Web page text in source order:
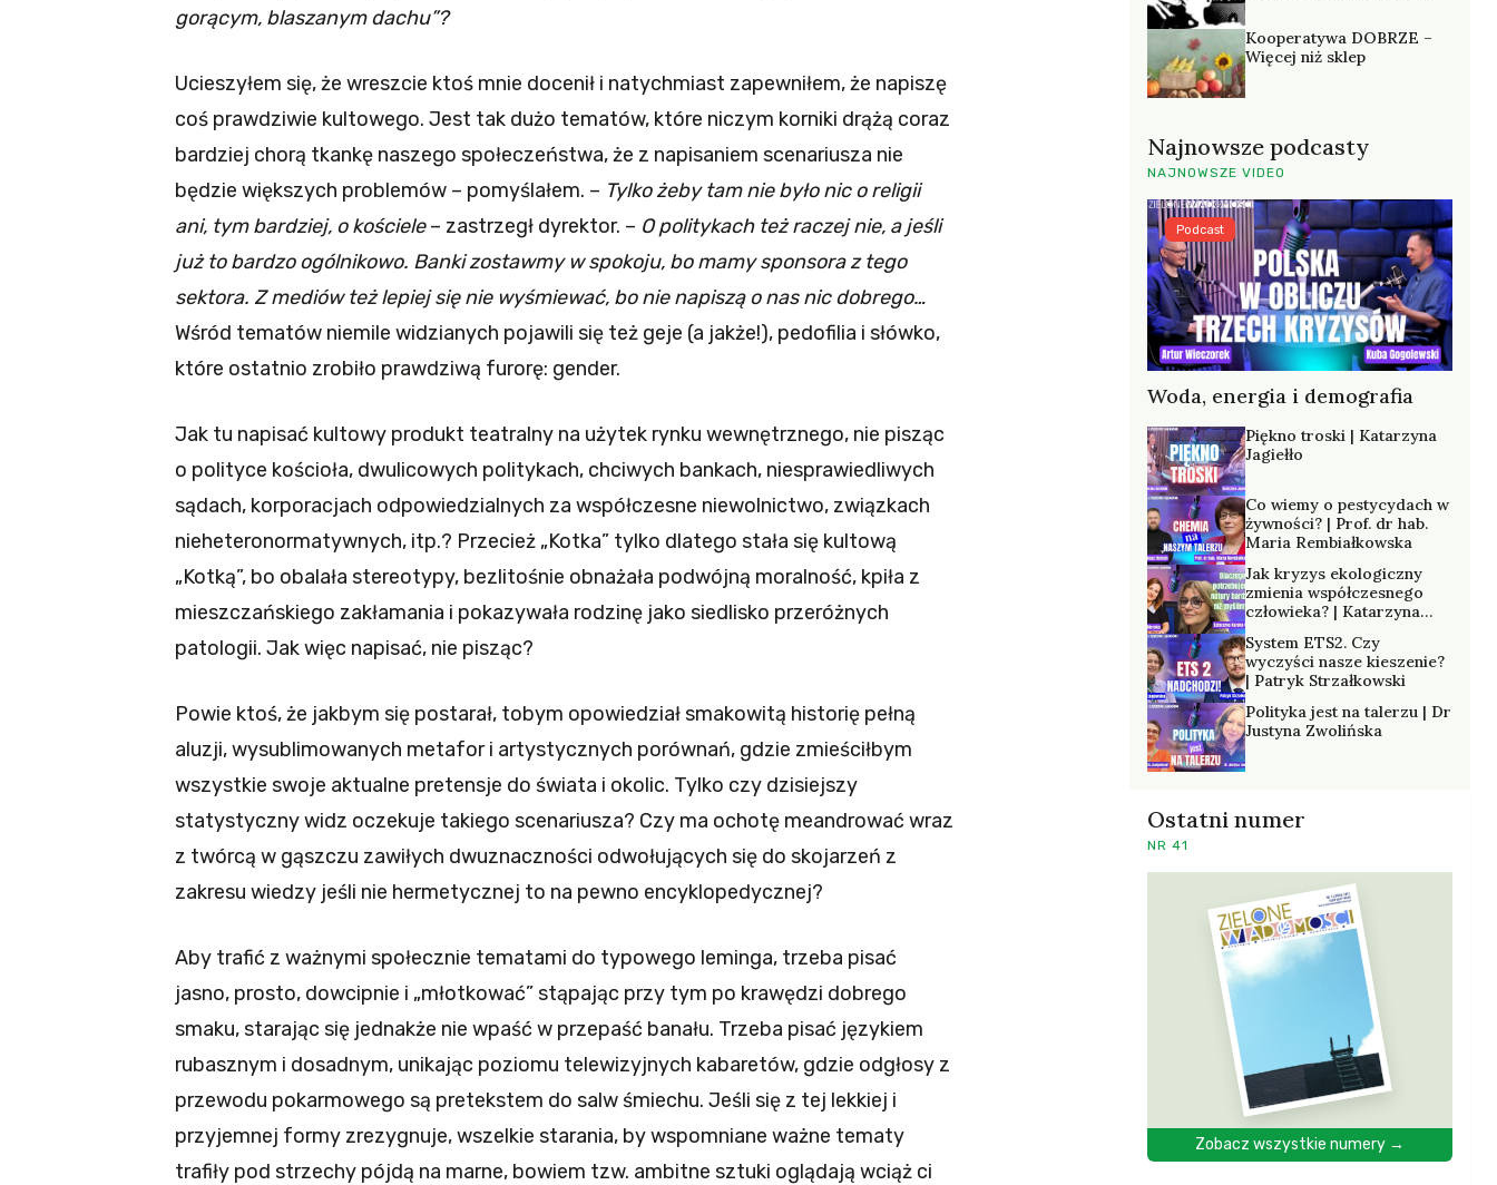
gorącym, blaszanym dachu”?
Ucieszyłem się, że wreszcie ktoś mnie docenił i natychmiast zapewniłem, że napiszę
coś prawdziwie kultowego. Jest tak dużo tematów, które niczym korniki drążą coraz
bardziej chorą tkankę naszego społeczeństwa, że z napisaniem scenariusza nie
będzie większych problemów – pomyślałem. – Tylko żeby tam nie było nic o religii
ani, tym bardziej, o kościele– zastrzegł dyrektor. – O politykach też raczej nie, a jeśli
już to bardzo ogólnikowo. Banki zostawmy w spokoju, bo mamy sponsora z tego
sektora. Z mediów też lepiej się nie wyśmiewać, bo nie napiszą o nas nic dobrego…
Wśród tematów niemile widzianych pojawili się też geje (a jakże!), pedofilia i słówko,
które ostatnio zrobiło prawdziwą furorę: gender.
Jak tu napisać kultowy produkt teatralny na użytek rynku wewnętrznego, nie pisząc
o polityce kościoła, dwulicowych politykach, chciwych bankach, niesprawiedliwych
sądach, korporacjach odpowiedzialnych za współczesne niewolnictwo, związkach
nieheteronormatywnych, itp.? Przecież „Kotka” tylko dlatego stała się kultową
„Kotką”, bo obalała stereotypy, bezlitośnie obnażała podwójną moralność, kpiła z
mieszczańskiego zakłamania i pokazywała rodzinę jako siedlisko przeróżnych
patologii. Jak więc napisać, nie pisząc?
Powie ktoś, że jakbym się postarał, tobym opowiedział smakowitą historię pełną
aluzji, wysublimowanych metafor i artystycznych porównań, gdzie zmieściłbym
wszystkie swoje aktualne pretensje do świata i okolic. Tylko czy dzisiejszy
statystyczny widz oczekuje takiego scenariusza? Czy ma ochotę meandrować wraz
z twórcą w gąszczu zawiłych dwuznaczności odwołujących się do skojarzeń z
zakresu wiedzy jeśli nie hermetycznej to na pewno encyklopedycznej?
Aby trafić z ważnymi społecznie tematami do typowego leminga, trzeba pisać
jasno, prosto, dowcipnie i „młotkować” stąpając przy tym po krawędzi dobrego
smaku, starając się jednakże nie wpaść w przepaść banału. Trzeba pisać językiem
rubasznym i dosadnym, unikając poziomu telewizyjnych kabaretów, gdzie odgłosy z
przewodu pokarmowego są pretekstem do salw śmiechu. Jeśli się z tej lekkiej i
przyjemnej formy zrezygnuje, wszelkie starania, by wspomniane ważne tematy
trafiły pod strzechy pójdą na marne, bowiem tzw. ambitne sztuki oglądają wciąż ci
Kooperatywa DOBRZE –
Więcej niż sklep
Najnowsze podcasty
NAJNOWSZE VIDEO
Woda, energia i demografia
Podcast
Piękno troski | Katarzyna
Jagiełło
Co wiemy o pestycydach w
żywności? | Prof. dr hab.
Maria Rembiałkowska
Jak kryzys ekologiczny
zmienia współczesnego
człowieka? | Katarzyna
System ETS2. Czy
wyczyści nasze kieszenie?
| Patryk Strzałkowski
Polityka jest na talerzu | Dr
Justyna Zwolińska
Ostatni numer
NR 41
Zobacz wszystkie numery →